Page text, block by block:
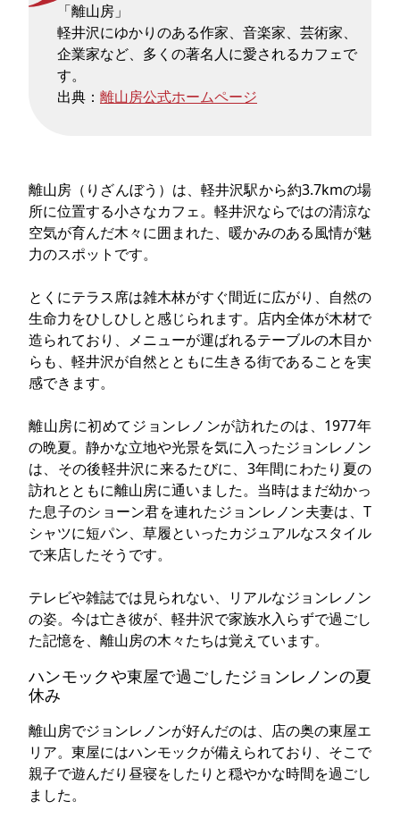
「離山房」
軽井沢にゆかりのある作家、音楽家、芸術家、
企業家など、多くの著名人に愛されるカフェで
す。
出典： 離山房公式ホームページ
離山房（りざんぼう）は、軽井沢駅から約3.7kmの場
所に位置する小さなカフェ。軽井沢ならではの清涼な
空気が育んだ木々に囲まれた、暖かみのある風情が魅
力のスポットです。
とくにテラス席は雑木林がすぐ間近に広がり、自然の
生命力をひしひしと感じられます。店内全体が木材で
造られており、メニューが運ばれるテーブルの木目か
らも、軽井沢が自然とともに生きる街であることを実
感できます。
離山房に初めてジョンレノンが訪れたのは、1977年
の晩夏。静かな立地や光景を気に入ったジョンレノン
は、その後軽井沢に来るたびに、3年間にわたり夏の
訪れとともに離山房に通いました。当時はまだ幼かっ
た息子のショーン君を連れたジョンレノン夫妻は、T
シャツに短パン、草履といったカジュアルなスタイル
で来店したそうです。
テレビや雑誌では見られない、リアルなジョンレノン
の姿。今は亡き彼が、軽井沢で家族水入らずで過ごし
た記憶を、離山房の木々たちは覚えています。
ハンモックや東屋で過ごしたジョンレノンの夏
休み
離山房でジョンレノンが好んだのは、店の奥の東屋エ
リア。東屋にはハンモックが備えられており、そこで
親子で遊んだり昼寝をしたりと穏やかな時間を過ごし
ました。